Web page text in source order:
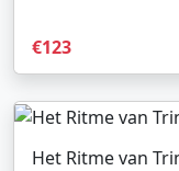
€123
Het Ritme van